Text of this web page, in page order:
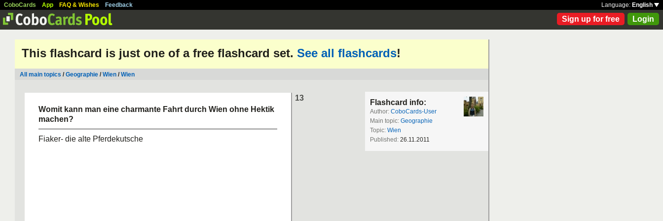
CoboCards App FAQ & Wishes Feedback Language: English
Sign up for free Login
This flashcard is just one of a free flashcard set. See all flashcards!
All main topics /Geographie /Wien /Wien
13
Womit kann man eine charmante Fahrt durch Wien ohne Hektik
machen?
Fiaker- die alte Pferdekutsche
Flashcard info:
Author: CoboCards-User
Main topic: Geographie
Topic: Wien
Published: 26.11.2011